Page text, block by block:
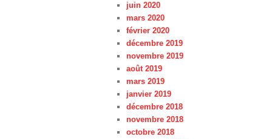
juin 2020
mars 2020
février 2020
décembre 2019
novembre 2019
août 2019
mars 2019
janvier 2019
décembre 2018
novembre 2018
octobre 2018